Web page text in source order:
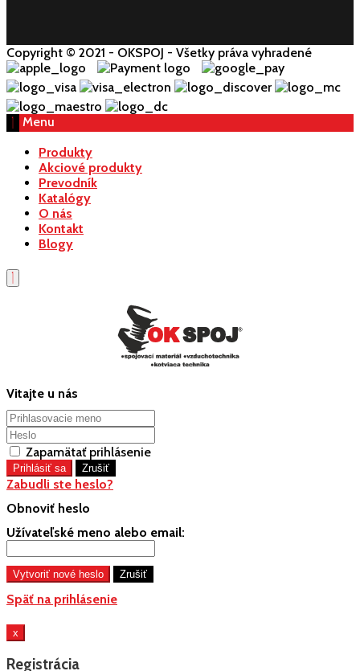
Copyright © 2021 - OKSPOJ - Všetky práva vyhradené
Menu
Produkty
Akciové produkty
Prevodník
Katalógy
O nás
Kontakt
Blogy
Vitajte u nás
Zapamätať prihlásenie
Zabudli ste heslo?
Obnoviť heslo
Užívateľské meno alebo email:
Späť na prihlásenie
x
Registrácia